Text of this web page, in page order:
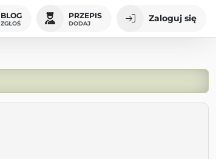
BLOG
ZGŁOŚ
PRZEPIS
DODAJ Zaloguj się